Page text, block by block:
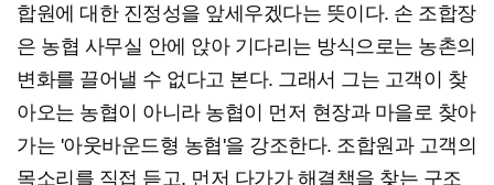
합원에 대한 진정성을 앞세우겠다는 뜻이다. 손 조합장
은 농협 사무실 안에 앉아 기다리는 방식으로는 농촌의
변화를 끌어낼 수 없다고 본다. 그래서 그는 고객이 찾
아오는 농협이 아니라 농협이 먼저 현장과 마을로 찾아
가는 '아웃바운드형 농협'을 강조한다. 조합원과 고객의
목소리를 직접 듣고, 먼저 다가가 해결책을 찾는 구조